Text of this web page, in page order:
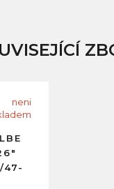
neni
47-